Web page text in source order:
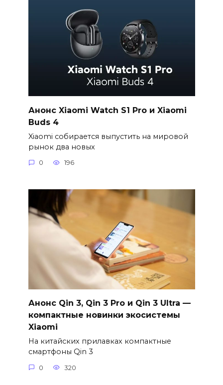
Анонс Xiaomi Watch S1 Pro и Xiaomi
Buds 4
Xiaomi собирается выпустить на мировой
рынок два новых
0 196
Анонс Qin 3, Qin 3 Pro и Qin 3 Ultra —
компактные новинки экосистемы
Xiaomi
На китайских прилавках компактные
смартфоны Qin 3
0 320